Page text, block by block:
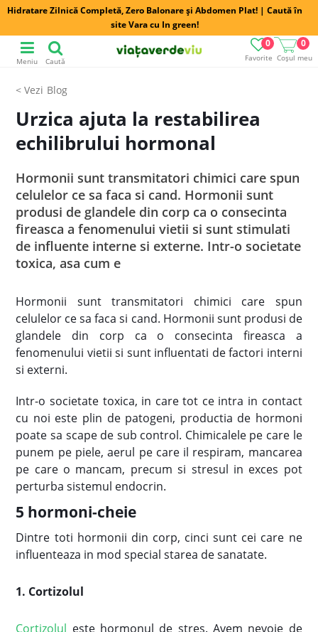
Hidratare Zilnică Completă, Zero Balonare și Abdomen Plat! | Caută în
site Vara cu In green!
Favorite
0
Coșul meu
0
Meniu Caută
Blog
Urzica ajuta la restabilirea
echilibrului hormonal
Hormonii sunt transmitatori chimici care spun
celulelor ce sa faca si cand. Hormonii sunt
produsi de glandele din corp ca o consecinta
fireasca a fenomenului vietii si sunt stimulati
de influente interne si externe. Intr-o societate
toxica, asa cum e
Hormonii sunt transmitatori chimici care spun
celulelor ce sa faca si cand. Hormonii sunt produsi de
glandele din corp ca o consecinta fireasca a
fenomenului vietii si sunt influentati de factori interni
si externi.
Intr-o societate toxica, in care tot ce intra in contact
cu noi este plin de patogeni, productia de hormoni
poate sa scape de sub control. Chimicalele pe care le
punem pe piele, aerul pe care il respiram, mancarea
pe care o mancam, precum si stresul in exces pot
perturba sistemul endocrin.
5 hormoni-cheie
Dintre toti hormonii din corp, cinci sunt cei care ne
influenteaza in mod special starea de sanatate.
1. Cortizolul
Cortizolul este hormonul de stres. Avem nevoie de